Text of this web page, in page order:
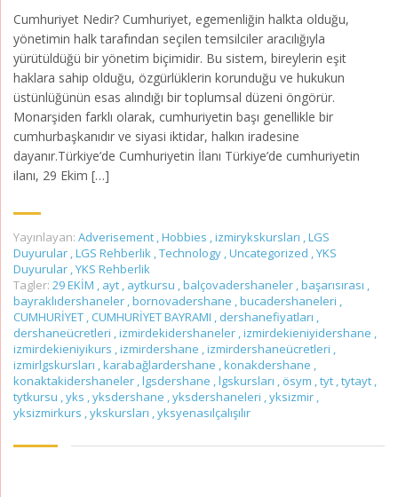
Cumhuriyet Nedir? Cumhuriyet, egemenliğin halkta olduğu,
yönetimin halk tarafından seçilen temsilciler aracılığıyla
yürütüldüğü bir yönetim biçimidir. Bu sistem, bireylerin eşit
haklara sahip olduğu, özgürlüklerin korunduğu ve hukukun
üstünlüğünün esas alındığı bir toplumsal düzeni öngörür.
Monarşiden farklı olarak, cumhuriyetin başı genellikle bir
cumhurbaşkanıdır ve siyasi iktidar, halkın iradesine
dayanır.Türkiye’de Cumhuriyetin İlanı Türkiye’de cumhuriyetin
ilanı, 29 Ekim […]
Yayınlayan: Adverisement ,Hobbies ,izmirykskursları ,LGS
Duyurular ,LGS Rehberlik ,Technology ,Uncategorized ,YKS
Duyurular ,YKS Rehberlik
Tagler: 29 EKİM , ayt , aytkursu ,balçovadershaneler ,başarısırası ,
bayraklıdershaneler ,bornovadershane ,bucadershaneleri ,
CUMHURİYET , CUMHURİYET BAYRAMI , dershanefiyatları ,
dershaneücretleri ,izmirdekidershaneler ,izmirdekieniyidershane ,
izmirdekieniyikurs ,izmirdershane ,izmirdershaneücretleri ,
izmirlgskursları ,karabağlardershane ,konakdershane ,
konaktakidershaneler ,lgsdershane ,lgskursları , ösym ,tyt ,tytayt ,
tytkursu ,yks ,yksdershane ,yksdershaneleri ,yksizmir ,
yksizmirkurs ,ykskursları ,yksyenasılçalışılır